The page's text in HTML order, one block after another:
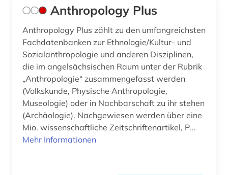
hamburg (2)
handbuch (1)
handschrift (1)
hassidismus (1)
hebräisch (1)
heiliger (1)
Anthropology Plus
Anthropology Plus zählt zu den umfangreichsten
Fachdatenbanken zur Ethnologie/Kultur- und
Sozialanthropologie und anderen Disziplinen,
die im angelsächsischen Raum unter der Rubrik
„Anthropologie“ zusammengefasst werden
(Volkskunde, Physische Anthropologie,
Museologie) oder in Nachbarschaft zu ihr stehen
(Archäologie). Nachgewiesen werden über eine
Mio. wissenschaftliche Zeitschriftenartikel, P...
Mehr Informationen